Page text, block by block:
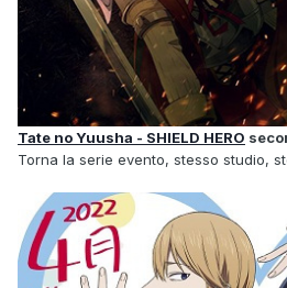
Tate no Yuusha - SHIELD HERO
Torna la serie evento, stesso studio,